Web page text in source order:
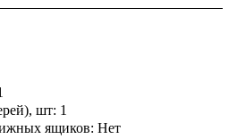
шт: 1
ящиков: Нет